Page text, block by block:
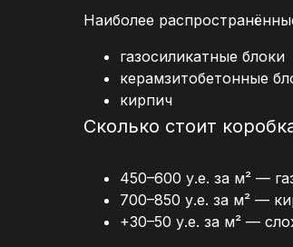
Наиболее
газосиликатные блоки
керамзитобетонные
кирпич
Сколько стоит
450–600 у.е. за м² —
700–850 у.е. за м² —
+30–50 у.е. за м² —